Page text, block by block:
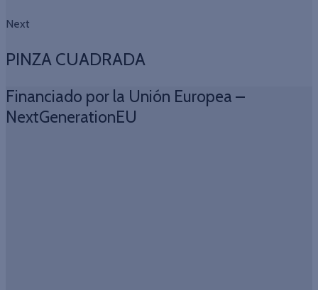
Next
PINZA CUADRADA
Financiado por la Unión Europea –
NextGenerationEU